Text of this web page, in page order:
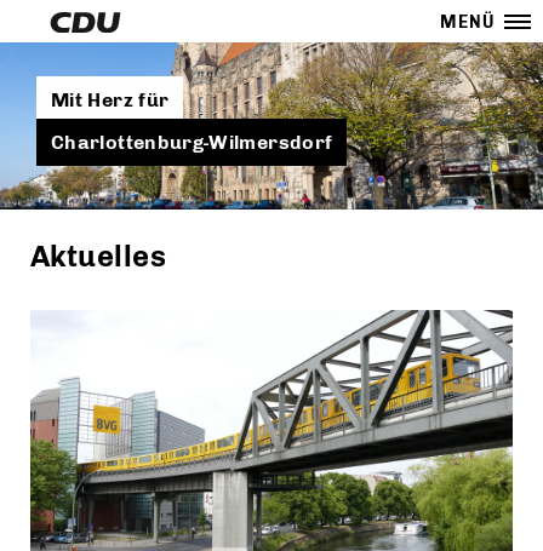
MENÜ
Mit Herz für
Charlottenburg-Wilmersdorf
Aktuelles